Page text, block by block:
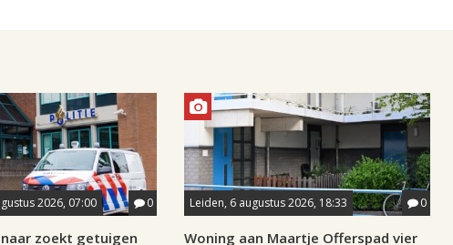
2026, 07:00 0
zoekt getuigen
Leiden, 6 augustus 2026, 18:33 0
Woning aan Maartje Offerspad vier